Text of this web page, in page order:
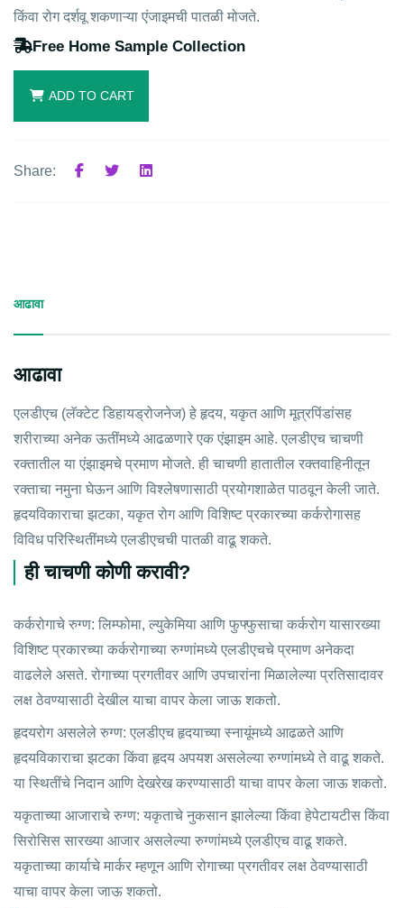
किंवा रोग दर्शवू शकणाऱ्या एंजाइमची पातळी मोजते.
Free Home Sample Collection
ADD TO CART
Share:
आढावा
आढावा
एलडीएच (लॅक्टेट डिहायड्रोजनेज) हे हृदय, यकृत आणि मूत्रपिंडांसह
शरीराच्या अनेक ऊतींमध्ये आढळणारे एक एंझाइम आहे. एलडीएच चाचणी
रक्तातील या एंझाइमचे प्रमाण मोजते. ही चाचणी हातातील रक्तवाहिनीतून
रक्ताचा नमुना घेऊन आणि विश्लेषणासाठी प्रयोगशाळेत पाठवून केली जाते.
हृदयविकाराचा झटका, यकृत रोग आणि विशिष्ट प्रकारच्या कर्करोगासह
विविध परिस्थितींमध्ये एलडीएचची पातळी वाढू शकते.
ही चाचणी कोणी करावी?
कर्करोगाचे रुग्ण: लिम्फोमा, ल्युकेमिया आणि फुफ्फुसाचा कर्करोग यासारख्या
विशिष्ट प्रकारच्या कर्करोगाच्या रुग्णांमध्ये एलडीएचचे प्रमाण अनेकदा
वाढलेले असते. रोगाच्या प्रगतीवर आणि उपचारांना मिळालेल्या प्रतिसादावर
लक्ष ठेवण्यासाठी देखील याचा वापर केला जाऊ शकतो.
हृदयरोग असलेले रुग्ण: एलडीएच हृदयाच्या स्नायूंमध्ये आढळते आणि
हृदयविकाराचा झटका किंवा हृदय अपयश असलेल्या रुग्णांमध्ये ते वाढू शकते.
या स्थितींचे निदान आणि देखरेख करण्यासाठी याचा वापर केला जाऊ शकतो.
यकृताच्या आजाराचे रुग्ण: यकृताचे नुकसान झालेल्या किंवा हेपेटायटीस किंवा
सिरोसिस सारख्या आजार असलेल्या रुग्णांमध्ये एलडीएच वाढू शकते.
यकृताच्या कार्याचे मार्कर म्हणून आणि रोगाच्या प्रगतीवर लक्ष ठेवण्यासाठी
याचा वापर केला जाऊ शकतो.